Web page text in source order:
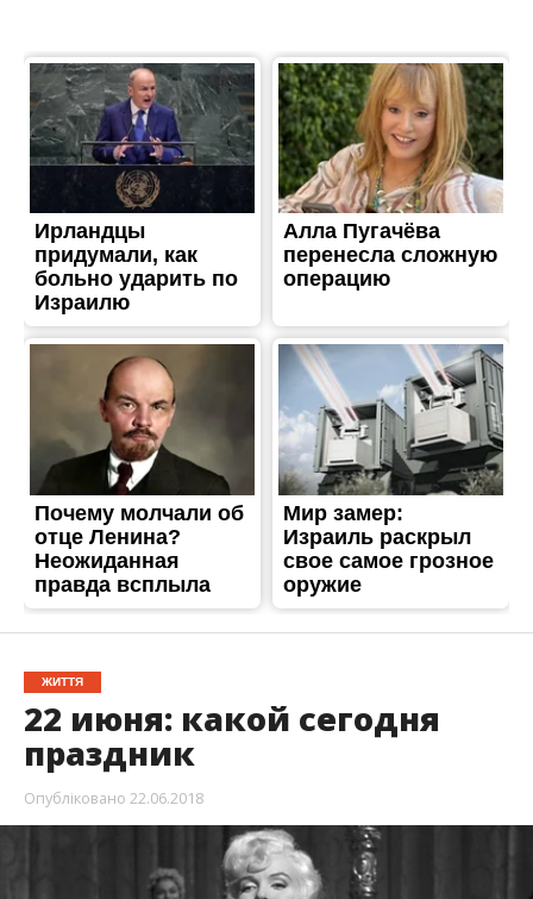
ЖИТТЯ
22 июня: какой сегодня
праздник
Опубліковано 22.06.2018